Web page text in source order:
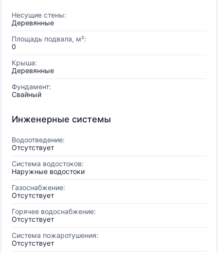
Несущие стены:
Деревянные
Площадь подвала, м²:
0
Крыша:
Деревянные
Фундамент:
Свайный
Инженерные системы
Водоотведение:
Отсутствует
Система водостоков:
Наружные водостоки
Газоснабжение:
Отсутствует
Горячее водоснабжение:
Отсутствует
Система пожаротушения:
Отсутствует